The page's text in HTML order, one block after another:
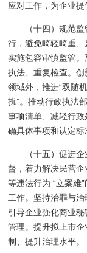
应对工作，为企业提
（十四）规范
行，避免畸轻畸重
实施包容审慎监管
执法、重复检查。
领域外，推进“双随
扰”。推动行政执法
事项清单、减轻行
确具体事项和认定标
（十五）促进
督，着力解决民营
等违法行为 “立案难
工作。坚持治罪与治
引导企业强化商业
管理。提升拟上市
制、提升治理水平。